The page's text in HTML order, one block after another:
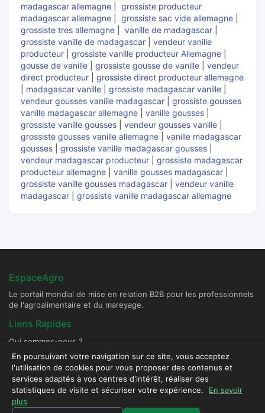
madagascar allemagne
grossiste producteur
madagascar allemagne
grossiste sac vide allemagne
grossiste tres allemagne
vanille de madagascar
grossiste vanille de madagascar
vendeur vanille
producteur
grossiste vanille producteur Allemagne
gousse de vanille
grossiste gousse de vanille
vendeur
direct producteur
grossiste direct producteur allemagne
madagascar vanille grossiste madagascar vanille
vendeur gousses vanille madagascar
grossiste gousses
vanille madagascar allemagne
vanille gousses
grossiste vanille gousses
vendeur gousses vanille
grossiste gousses vanille allemagne
vanille madagascar
gousses
grossiste vanille madagascar gousses
vendeur madagascar producteur
grossiste madagascar
producteur allemagne
vanille gousses madagascar
grossiste vanille gousses madagascar
vendeur vanille
madagascar
grossiste vanille madagascar allemagne
EspaceAgro
Le portail mondial de mise en relation B2B pour les professionnels
de l'agroalimentaire et du mareyage.
Liens Rapides
Qui sommes-nous ?
Devenir Fournisseur Partenaire
Publier une annonce
Contact & Sécurité
Plateforme sécurisée - Tous droits réservés © 2026 EspaceAgro.
En poursuivant votre navigation sur ce site, vous acceptez
l'utilisation de cookies pour vous proposer des contenus et
services adaptés à vos centres d'intérêt, réaliser des
statistiques de visite et sécuriser votre expérience.
En savoir
plus